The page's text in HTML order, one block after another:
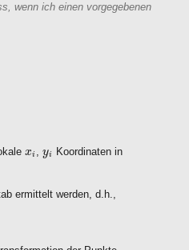
wenn ich einen vorgegebenen
xi
xi , yi
yi Koordinaten in
ermittelt werden, d.h.,